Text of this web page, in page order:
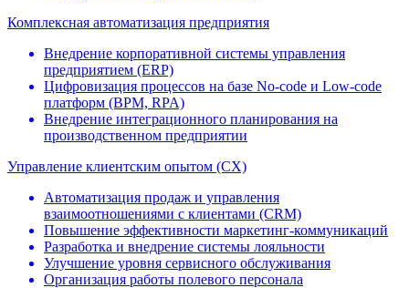
Комплексная автоматизация предприятия
Внедрение корпоративной системы управления
предприятием (ERP)
Цифровизация процессов на базе No-code и Low-code
платформ (BPM, RPA)
Внедрение интеграционного планирования на
производственном предприятии
Управление клиентским опытом (CX)
Автоматизация продаж и управления
взаимоотношениями c клиентами (CRM)
Повышение эффективности маркетинг-коммуникаций
Разработка и внедрение системы лояльности
Улучшение уровня сервисного обслуживания
Организация работы полевого персонала